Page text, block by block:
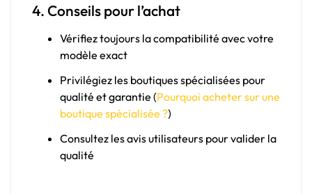
4. Conseils pour l’achat
Vérifiez toujours la compatibilité avec votre
modèle exact
Privilégiez les boutiques spécialisées pour
qualité et garantie (Pourquoi acheter sur une
boutique spécialisée ?)
Consultez les avis utilisateurs pour valider la
qualité